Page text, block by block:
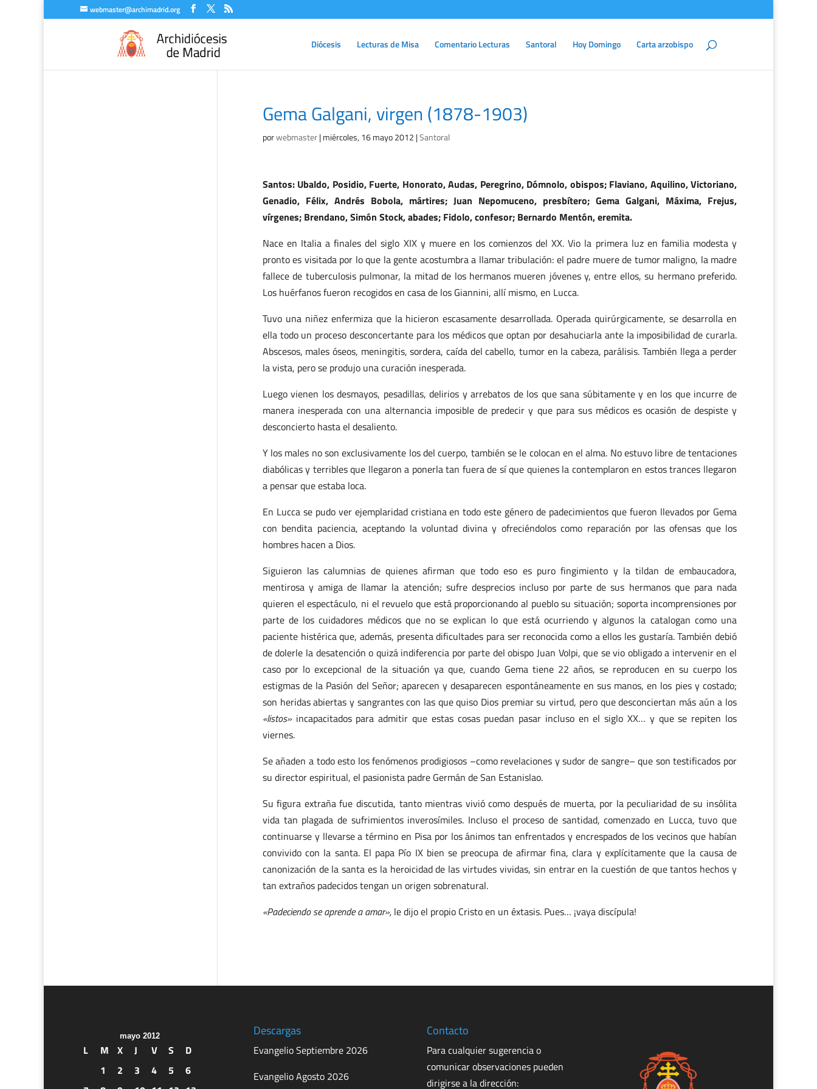
webmaster@archimadrid.org
Diócesis Lecturas de Misa Comentario Lecturas Santoral Hoy Domingo Carta arzobispo
Gema Galgani, virgen (1878-1903)
porwebmaster|miércoles, 16 mayo 2012 |Santoral
Santos: Ubaldo, Posidio, Fuerte, Honorato, Audas, Peregrino, Dómnolo, obispos; Flaviano, Aquilino, Victoriano,
Genadio, Félix, Andrés Bobola, mártires; Juan Nepomuceno, presbítero; Gema Galgani, Máxima, Frejus,
vírgenes; Brendano, Simón Stock, abades; Fidolo, confesor; Bernardo Mentón, eremita.
Nace en Italia a finales del siglo XIX y muere en los comienzos del XX. Vio la primera luz en familia modesta y
pronto es visitada por lo que la gente acostumbra a llamar tribulación: el padre muere de tumor maligno, la madre
fallece de tuberculosis pulmonar, la mitad de los hermanos mueren jóvenes y, entre ellos, su hermano preferido.
Los huérfanos fueron recogidos en casa de los Giannini, allí mismo, en Lucca.
Tuvo una niñez enfermiza que la hicieron escasamente desarrollada. Operada quirúrgicamente, se desarrolla en
ella todo un proceso desconcertante para los médicos que optan por desahuciarla ante la imposibilidad de curarla.
Abscesos, males óseos, meningitis, sordera, caída del cabello, tumor en la cabeza, parálisis. También llega a perder
la vista, pero se produjo una curación inesperada.
Luego vienen los desmayos, pesadillas, delirios y arrebatos de los que sana súbitamente y en los que incurre de
manera inesperada con una alternancia imposible de predecir y que para sus médicos es ocasión de despiste y
desconcierto hasta el desaliento.
Y los males no son exclusivamente los del cuerpo, también se le colocan en el alma. No estuvo libre de tentaciones
diabólicas y terribles que llegaron a ponerla tan fuera de sí que quienes la contemplaron en estos trances llegaron
a pensar que estaba loca.
En Lucca se pudo ver ejemplaridad cristiana en todo este género de padecimientos que fueron llevados por Gema
con bendita paciencia, aceptando la voluntad divina y ofreciéndolos como reparación por las ofensas que los
hombres hacen a Dios.
Siguieron las calumnias de quienes afirman que todo eso es puro fingimiento y la tildan de embaucadora,
mentirosa y amiga de llamar la atención; sufre desprecios incluso por parte de sus hermanos que para nada
quieren el espectáculo, ni el revuelo que está proporcionando al pueblo su situación; soporta incomprensiones por
parte de los cuidadores médicos que no se explican lo que está ocurriendo y algunos la catalogan como una
paciente histérica que, además, presenta dificultades para ser reconocida como a ellos les gustaría. También debió
de dolerle la desatención o quizá indiferencia por parte del obispo Juan Volpi, que se vio obligado a intervenir en el
caso por lo excepcional de la situación ya que, cuando Gema tiene 22 años, se reproducen en su cuerpo los
estigmas de la Pasión del Señor; aparecen y desaparecen espontáneamente en sus manos, en los pies y costado;
son heridas abiertas y sangrantes con las que quiso Dios premiar su virtud, pero que desconciertan más aún a los
«listos»incapacitados para admitir que estas cosas puedan pasar incluso en el siglo XX… y que se repiten los
viernes.
Se añaden a todo esto los fenómenos prodigiosos –como revelaciones y sudor de sangre– que son testificados por
su director espiritual, el pasionista padre Germán de San Estanislao.
Su figura extraña fue discutida, tanto mientras vivió como después de muerta, por la peculiaridad de su insólita
vida tan plagada de sufrimientos inverosímiles. Incluso el proceso de santidad, comenzado en Lucca, tuvo que
continuarse y llevarse a término en Pisa por los ánimos tan enfrentados y encrespados de los vecinos que habían
convivido con la santa. El papa Pío IX bien se preocupa de afirmar fina, clara y explícitamente que la causa de
canonización de la santa es la heroicidad de las virtudes vividas, sin entrar en la cuestión de que tantos hechos y
tan extraños padecidos tengan un origen sobrenatural.
«Padeciendo se aprende a amar»,le dijo el propio Cristo en un éxtasis. Pues… ¡vaya discípula!
mayo 2012
L M X J V S
D
1
2 3 4 5
6
Descargas
Evangelio Septiembre 2026
Evangelio Agosto 2026
Contacto
Para cualquier sugerencia o
comunicar observaciones pueden
dirigirse a la dirección: